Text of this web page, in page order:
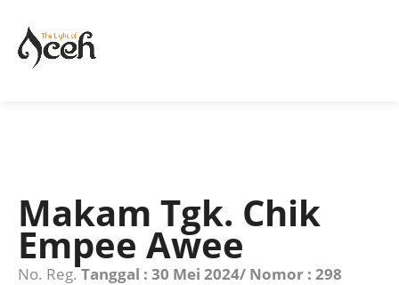
Makam Tgk. Chik
Empee Awee
No. Reg.Tanggal : 30 Mei 2024/ Nomor : 298